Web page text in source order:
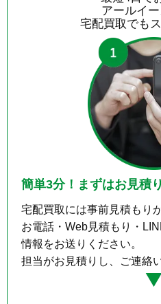
アールイ
宅配買取でも
簡単3分！まずはお見積
宅配買取には事前見積もり
お電話・Web見積もり・
情報をお送りください。